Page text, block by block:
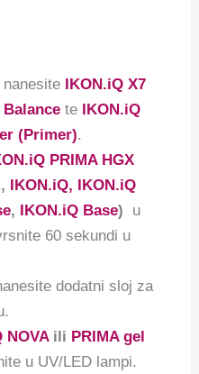
IKON.iQ X7
te
IKON.iQ
(Primer).
PRIMA HGX
,
IKON.iQ, IKON.iQ
, IKON.iQ Base)
u
60 sekundi u
dodatni sloj za
NOVAili PRIMA gel
u UV/LED lampi.